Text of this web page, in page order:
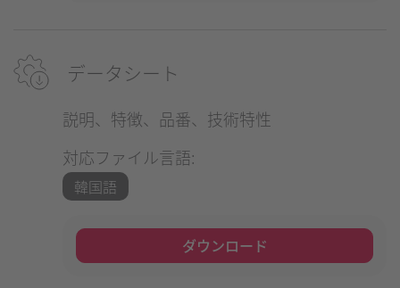
データシート
説明、特徴、品番、技術特性
対応ファイル言語:
韓国語
ダウンロード